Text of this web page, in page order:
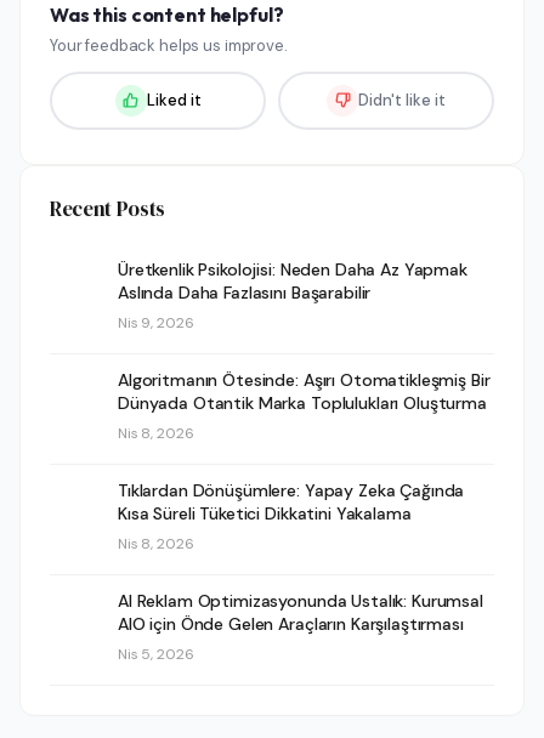
Was this content helpful?
Your feedback helps us improve.
Liked it Didn't like it
Recent Posts
Üretkenlik Psikolojisi: Neden Daha Az Yapmak
Aslında Daha Fazlasını Başarabilir
Nis 9, 2026
Algoritmanın Ötesinde: Aşırı Otomatikleşmiş Bir
Dünyada Otantik Marka Toplulukları Oluşturma
Nis 8, 2026
Tıklardan Dönüşümlere: Yapay Zeka Çağında
Kısa Süreli Tüketici Dikkatini Yakalama
Nis 8, 2026
AI Reklam Optimizasyonunda Ustalık: Kurumsal
AIO için Önde Gelen Araçların Karşılaştırması
Nis 5, 2026